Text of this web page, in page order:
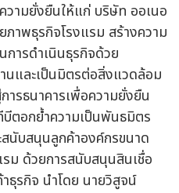
ามยั่งยืนให้แก่ บริษัท ออเนอ
าพธุรกิจโรงแรม สร้างความ
ารดำเนินธุรกิจด้วย
และเป็นมิตรต่อสิ่งแวดล้อม
ารธนาคารเพื่อความยั่งยืน
อกย้ำความเป็นพันธมิตร
นับสนุนลูกค้าองค์กรขนาด
ม ด้วยการสนับสนุนสินเชื่อ
ธุรกิจ นำโดย นายวิสูจน์